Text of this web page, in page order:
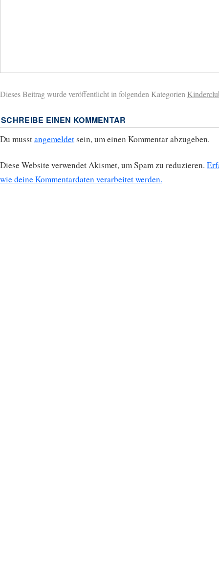
Dieses Beitrag wurde veröffentlicht in folgenden Kategorien
SCHREIBE EINEN KOMMENTAR
Du musstangemeldet sein, um einen Kommentar abzugeben.
Diese Website verwendet Akismet, um Spam zu reduzieren.
wie deine Kommentardaten verarbeitet werden.